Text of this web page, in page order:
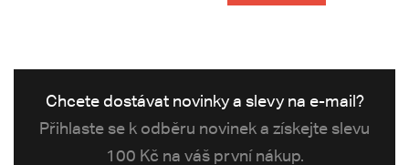
Chcete dostávat novinky a slevy na e-mail?
Přihlaste se k odběru novinek a získejte slevu
100 Kč na váš první nákup.